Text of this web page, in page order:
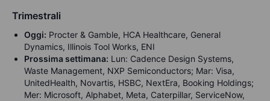
Trimestrali
Oggi: Procter & Gamble, HCA Healthcare, General
Dynamics, Illinois Tool Works, ENI
Prossima settimana: Lun: Cadence Design Systems,
Waste Management, NXP Semiconductors; Mar: Visa,
UnitedHealth, Novartis, HSBC, NextEra, Booking Holdings;
Mer: Microsoft, Alphabet, Meta, Caterpillar, ServiceNow,